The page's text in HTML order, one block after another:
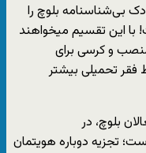
بی‌شناسنامه بلوچ را
با این تقسیم میخواهند
منصب و کرسی برای
فقر تحمیلی بیشتر
بلوچ، در
تجزیه دوباره هویتمان